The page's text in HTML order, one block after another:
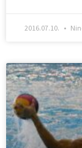
2016.07.10.